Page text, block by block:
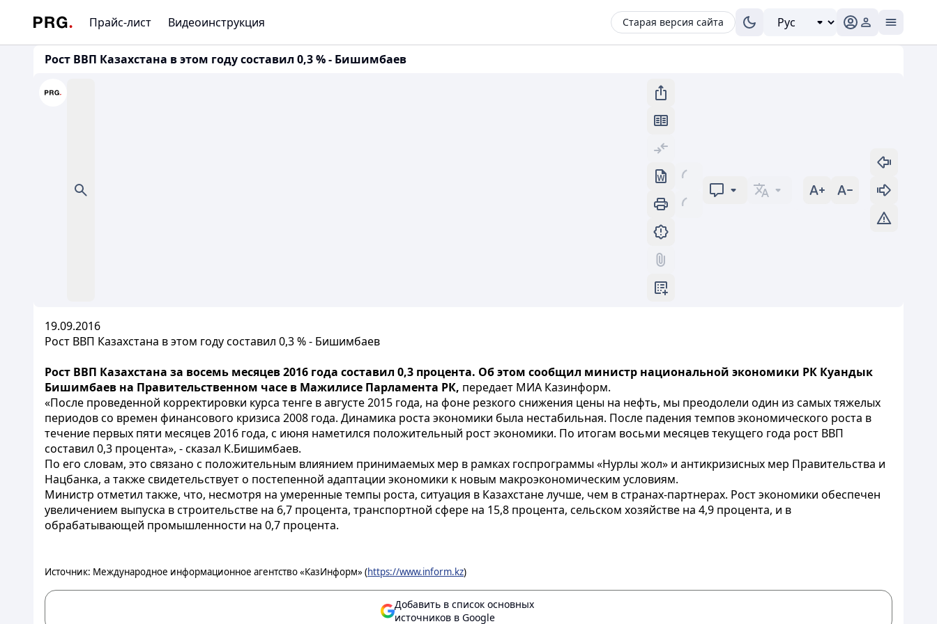
Прайс-лист Видеоинструкция Старая версия сайта
Рост ВВП Казахстана в этом году составил 0,3 % - Бишимбаев
19.09.2016
Рост ВВП Казахстана в этом году составил 0,3 % - Бишимбаев
Рост ВВП Казахстана за восемь месяцев 2016 года составил 0,3 процента. Об этом сообщил министр национальной экономики РК Куандык
Бишимбаев на Правительственном часе в Мажилисе Парламента РК, передает МИА Казинформ.
«После проведенной корректировки курса тенге в августе 2015 года, на фоне резкого снижения цены на нефть, мы преодолели один из самых тяжелых
периодов со времен финансового кризиса 2008 года. Динамика роста экономики была нестабильная. После падения темпов экономического роста в
течение первых пяти месяцев 2016 года, с июня наметился положительный рост экономики. По итогам восьми месяцев текущего года рост ВВП
составил 0,3 процента», - сказал К.Бишимбаев.
По его словам, это связано с положительным влиянием принимаемых мер в рамках госпрограммы «Нурлы жол» и антикризисных мер Правительства и
Нацбанка, а также свидетельствует о постепенной адаптации экономики к новым макроэкономическим условиям.
Министр отметил также, что, несмотря на умеренные темпы роста, ситуация в Казахстане лучше, чем в странах-партнерах. Рост экономики обеспечен
увеличением выпуска в строительстве на 6,7 процента, транспортной сфере на 15,8 процента, сельском хозяйстве на 4,9 процента, и в
обрабатывающей промышленности на 0,7 процента.
Источник: Международное информационное агентство «КазИнформ» (https://www.inform.kz)
Добавить в список основных
источников в Google